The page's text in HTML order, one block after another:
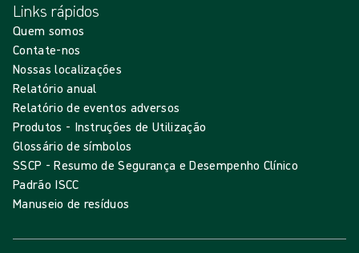
Links rápidos
Quem somos
Contate-nos
Nossas localizações
Relatório anual
Relatório de eventos adversos
Produtos - Instruções de Utilização
Glossário de símbolos
SSCP - Resumo de Segurança e Desempenho Clínico
Padrão ISCC
Manuseio de resíduos